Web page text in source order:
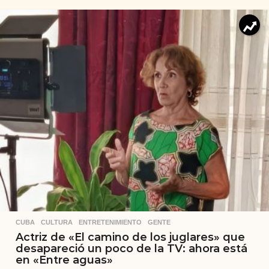
CUBA ,CULTURA ,ENTRETENIMIENTO ,GENTE
Actriz de «El camino de los juglares» que
desapareció un poco de la TV: ahora está
en «Entre aguas»